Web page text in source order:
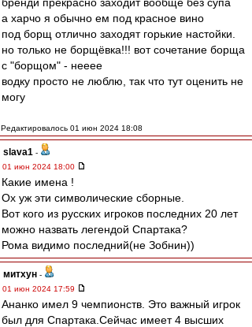
а харчо я обычно ем под красное вино
под борщ отлично заходят горькие настойки.
но только не борщёвка!!! вот сочетание борща
с "борщом" - нееее
водку просто не люблю, так что тут оценить не
могу
Редактировалось 01 июн 2024 18:08
slava1 -
01 июн 2024 18:00
Какие имена !
Ох уж эти символические сборные.
Вот кого из русских игроков последних 20 лет
можно назвать легендой Спартака?
Рома видимо последний(не Зобнин))
митхун -
01 июн 2024 17:59
Ананко имел 9 чемпионств. Это важный игрок
был для Спартака.Сейчас имеет 4 высших